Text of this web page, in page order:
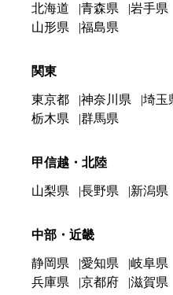
北海道 青森県 岩手県
山形県
福島県
関東
東京都 神奈川県 埼玉
栃木県
群馬県
甲信越・北陸
山梨県 長野県 新潟県
中部・近畿
静岡県 愛知県 岐阜県
兵庫県
京都府 滋賀県